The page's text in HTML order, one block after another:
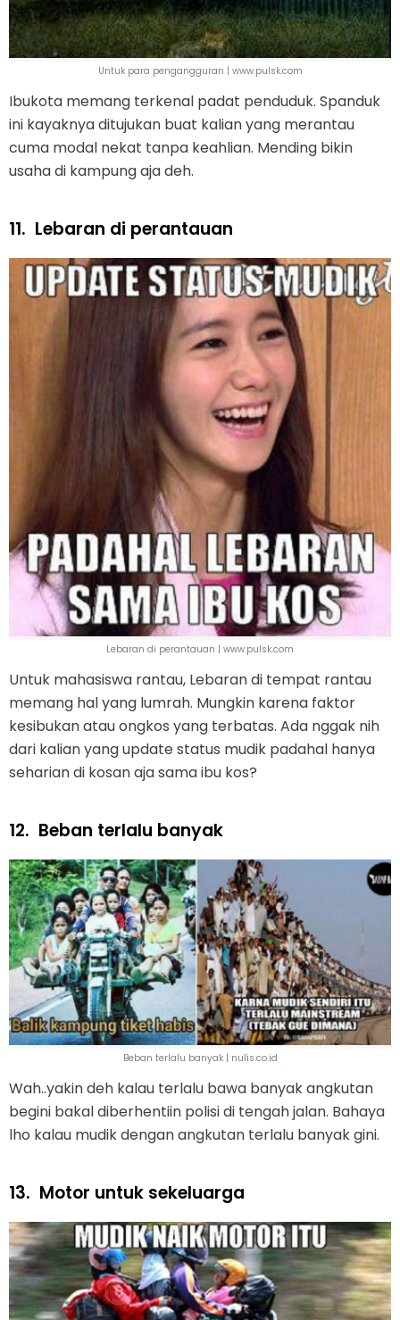
Untuk para pengangguran | www.pulsk.com
Ibukota memang terkenal padat penduduk. Spanduk
ini kayaknya ditujukan buat kalian yang merantau
cuma modal nekat tanpa keahlian. Mending bikin
usaha di kampung aja deh.
11. Lebaran di perantauan
Lebaran di perantauan | www.pulsk.com
Untuk mahasiswa rantau, Lebaran di tempat rantau
memang hal yang lumrah. Mungkin karena faktor
kesibukan atau ongkos yang terbatas. Ada nggak nih
dari kalian yang update status mudik padahal hanya
seharian di kosan aja sama ibu kos?
12. Beban terlalu banyak
Beban terlalu banyak | nulis.co.id
Wah..yakin deh kalau terlalu bawa banyak angkutan
begini bakal diberhentiin polisi di tengah jalan. Bahaya
lho kalau mudik dengan angkutan terlalu banyak gini.
13. Motor untuk sekeluarga